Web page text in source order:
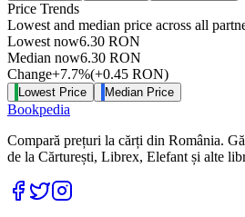
Price Trends
Lowest and median price across all
Lowest now6.30 RON
Median now6.30 RON
Change+7.7%(+0.45 RON)
Lowest Price Median Price
Bookpedia
Compară prețuri la cărți din România.
de la Cărturești, Librex, Elefant și alte
Facebook
Twitter